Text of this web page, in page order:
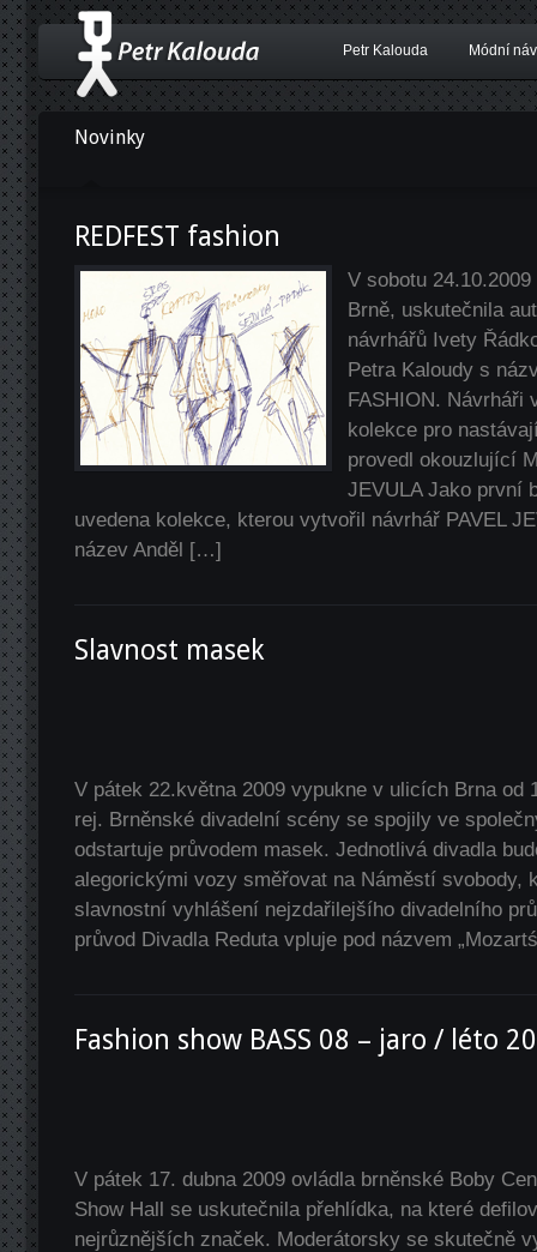
Petr Kalouda Módní
Novinky
REDFEST fashion
V sobotu
Brně, uskutečnila
návrhářů Ivety
Petra Kaloudy s
FASHION. Návrháři
kolekce pro
provedl okouzlující
JEVULA Jako první
uvedena kolekce, kterou vytvořil návrhář PAVEL
název Anděl […]
Slavnost masek
V pátek 22.května 2009 vypukne v ulicích Brna od
rej. Brněnské divadelní scény se spojily ve
odstartuje průvodem masek. Jednotlivá divadla
alegorickými vozy směřovat na Náměstí svobody,
slavnostní vyhlášení nejzdařilejšího divadelního
průvod Divadla Reduta vpluje pod názvem
Fashion show BASS 08 – jaro / léto
V pátek 17. dubna 2009 ovládla brněnské Boby
Show Hall se uskutečnila přehlídka, na které
nejrůznějších značek. Moderátorsky se skutečně